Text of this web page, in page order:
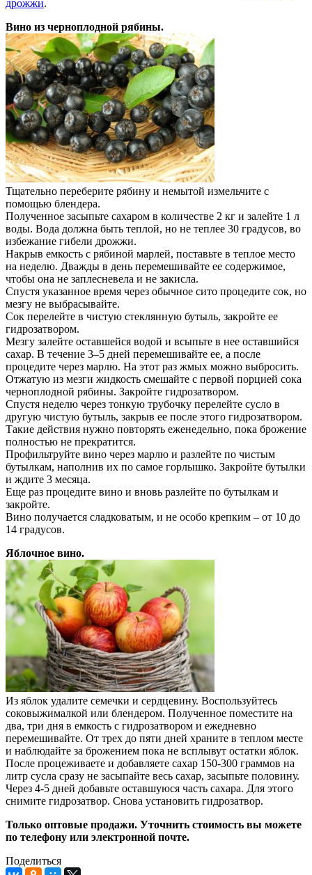
дрожжи.
Вино из черноплодной рябины.
Тщательно переберите рябину и немытой измельчите с
помощью блендера.
Полученное засыпьте сахаром в количестве 2 кг и залейте 1 л
воды. Вода должна быть теплой, но не теплее 30 градусов, во
избежание гибели дрожжи.
Накрыв емкость с рябиной марлей, поставьте в теплое место
на неделю. Дважды в день перемешивайте ее содержимое,
чтобы она не заплесневела и не закисла.
Спустя указанное время через обычное сито процедите сок, но
мезгу не выбрасывайте.
Сок перелейте в чистую стеклянную бутыль, закройте ее
гидрозатвором.
Мезгу залейте оставшейся водой и всыпьте в нее оставшийся
сахар. В течение 3–5 дней перемешивайте ее, а после
процедите через марлю. На этот раз жмых можно выбросить.
Отжатую из мезги жидкость смешайте с первой порцией сока
черноплодной рябины. Закройте гидрозатвором.
Спустя неделю через тонкую трубочку перелейте сусло в
другую чистую бутыль, закрыв ее после этого гидрозатвором.
Такие действия нужно повторять еженедельно, пока брожение
полностью не прекратится.
Профильтруйте вино через марлю и разлейте по чистым
бутылкам, наполнив их по самое горлышко. Закройте бутылки
и ждите 3 месяца.
Еще раз процедите вино и вновь разлейте по бутылкам и
закройте.
Вино получается сладковатым, и не особо крепким – от 10 до
14 градусов.
Яблочное вино.
Из яблок удалите семечки и сердцевину. Воспользуйтесь
соковыжималкой или блендером. Полученное поместите на
два, три дня в емкость с гидрозатвором и ежедневно
перемешивайте. От трех до пяти дней храните в теплом месте
и наблюдайте за брожением пока не всплывут остатки яблок.
После процеживаете и добавляете сахар 150-300 граммов на
литр сусла сразу не засыпайте весь сахар, засыпьте половину.
Через 4-5 дней добавьте оставшуюся часть сахара. Для этого
снимите гидрозатвор. Снова установить гидрозатвор.
Только оптовые продажи. Уточнить стоимость вы можете
по телефону или электронной почте.
Поделиться